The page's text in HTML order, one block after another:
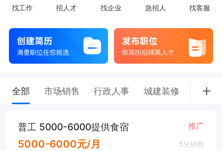
找工作 招人才 找企业 急招人 找客服
全部 市场销售 行政人事 城建装修 客户
普工 5000-6000提供食宿 推广
5000-6000元/月 5分钟前